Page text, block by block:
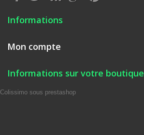
Informations
Mon compte
Informations sur votre boutique
Colissimo sous prestashop